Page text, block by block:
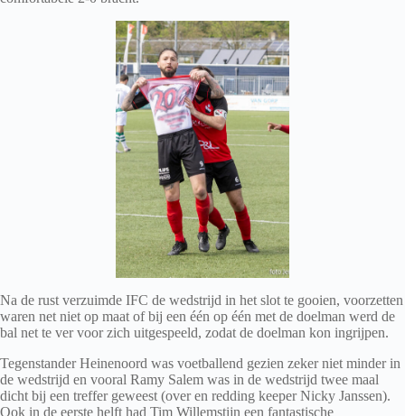
Na de rust verzuimde IFC de wedstrijd in het slot te gooien, voorzetten
waren net niet op maat of bij een één op één met de doelman werd de
bal net te ver voor zich uitgespeeld, zodat de doelman kon ingrijpen.
Tegenstander Heinenoord was voetballend gezien zeker niet minder in
de wedstrijd en vooral Ramy Salem was in de wedstrijd twee maal
dicht bij een treffer geweest (over en redding keeper Nicky Janssen).
Ook in de eerste helft had Tim Willemstijn een fantastische